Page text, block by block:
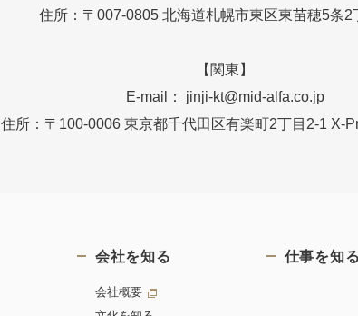
住所：〒007-0805 北海道札幌市東区東苗穂5条2
【関東】
E-mail： jinji-kt@mid-alfa.co.jp
住所：〒100-0006 東京都千代田区有楽町2丁目2-1 X-
会社を知る
会社概要
仕事を知る